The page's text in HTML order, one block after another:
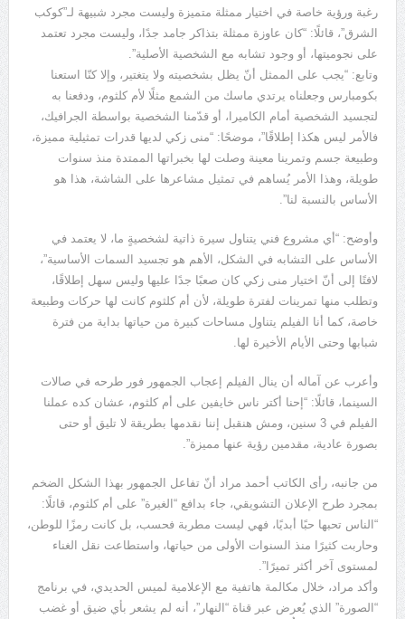
رغبة ورؤية خاصة في اختيار ممثلة متميزة وليست مجرد شبيهة لـ”كوكب
الشرق”، قائلًا: “كان عاوزة ممثلة بتذاكر جامد جدًا، وليست مجرد تعتمد
على نجوميتها، أو وجود تشابه مع الشخصية الأصلية”.
وتابع: “يجب على الممثل أنّ يظل بشخصيته ولا يتغتير، وإلا كنّا استعنا
بكومبارس وجعلناه يرتدي ماسك من الشمع مثلًا لأم كلثوم، ودفعنا به
لتجسيد الشخصية أمام الكاميرا، أو قدّمنا الشخصية بواسطة الجرافيك،
فالأمر ليس هكذا إطلاقًا”، موضحًا: “منى زكي لديها قدرات تمثيلية مميزة،
وطبيعة جسم وتمرينا معينة وصلت لها بخبراتها الممتدة منذ سنوات
طويلة، وهذا الأمر يُساهم في تمثيل مشاعرها على الشاشة، هذا هو
الأساس بالنسبة لنا”.
وأوضح: “أي مشروع فني يتناول سيرة ذاتية لشخصيةٍ ما، لا يعتمد في
الأساس على التشابه في الشكل، الأهم هو تجسيد السمات الأساسية”،
لافتًا إلى أنّ اختيار منى زكي كان صعبًا جدًا عليها وليس سهل إطلاقًا،
وتطلب منها تمرينات لفترة طويلة، لأن أم كلثوم كانت لها حركات وطبيعة
خاصة، كما أنا الفيلم يتناول مساحات كبيرة من حياتها بداية من فترة
شبابها وحتى الأيام الأخيرة لها.
وأعرب عن آماله أن ينال الفيلم إعجاب الجمهور فور طرحه في صالات
السينما، قائلًا: “إحنا أكتر ناس خايفين على أم كلثوم، عشان كده عملنا
الفيلم في 3 سنين، ومش هنقبل إننا نقدمها بطريقة لا تليق أو حتى
بصورة عادية، مقدمين رؤية عنها مميزة”.
من جانبه، رأى الكاتب أحمد مراد أنّ تفاعل الجمهور بهذا الشكل الضخم
بمجرد طرح الإعلان التشويقي، جاء بدافع “الغيرة” على أم كلثوم، قائلًا:
“الناس تحبها حبًا أبديًا، فهي ليست مطربة فحسب، بل كانت رمزًا للوطن،
وحاربت كثيرًا منذ السنوات الأولى من حياتها، واستطاعت نقل الغناء
لمستوى آخر أكثر تميرًا”.
وأكد مراد، خلال مكالمة هاتفية مع الإعلامية لميس الحديدي، في برنامج
“الصورة” الذي يُعرض عبر قناة “النهار”، أنه لم يشعر بأي ضيق أو غضب